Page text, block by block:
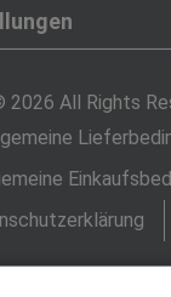
2026 All Rights